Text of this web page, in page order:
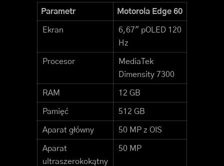
Parametr Motorola Edge 60
Ekran
6,67″ pOLED 120
Hz
Procesor
MediaTek
Dimensity 7300
RAM 12 GB
Pamięć 512 GB
Aparat główny 50 MP z OIS
Aparat
ultraszerokokątny
50 MP